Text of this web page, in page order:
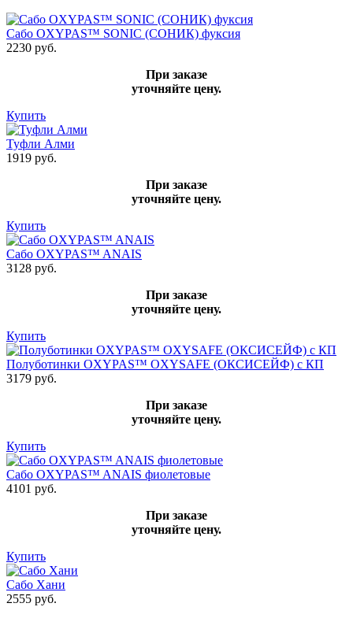
Сабо OXYPAS™ SONIC (СОНИК) фуксия
2230 руб.
При заказе
уточняйте цену.
Купить
Туфли Алми
1919 руб.
При заказе
уточняйте цену.
Купить
Сабо OXYPAS™ ANAIS
3128 руб.
При заказе
уточняйте цену.
Купить
Полуботинки OXYPAS™ OXYSAFE (ОКСИСЕЙФ) с КП
3179 руб.
При заказе
уточняйте цену.
Купить
Сабо OXYPAS™ ANAIS фиолетовые
4101 руб.
При заказе
уточняйте цену.
Купить
Сабо Хани
2555 руб.